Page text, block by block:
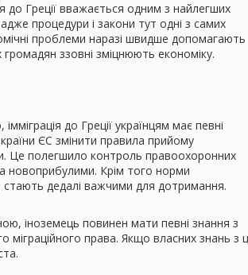
до Греції вважається одним з найлегших
процедури і закони тут одні з самих
проблеми наразі швидше допомагають
ззовні зміцнюють економіку.
до Греції українцям має певні
ЄС змінити правила прийому
Це полегшило контроль правоохоронних
новоприбулими. Крім того норми
стають дедалі важчими для дотримання.
іноземець повинен мати певні знання з
міграційного права. Якщо власних знань з